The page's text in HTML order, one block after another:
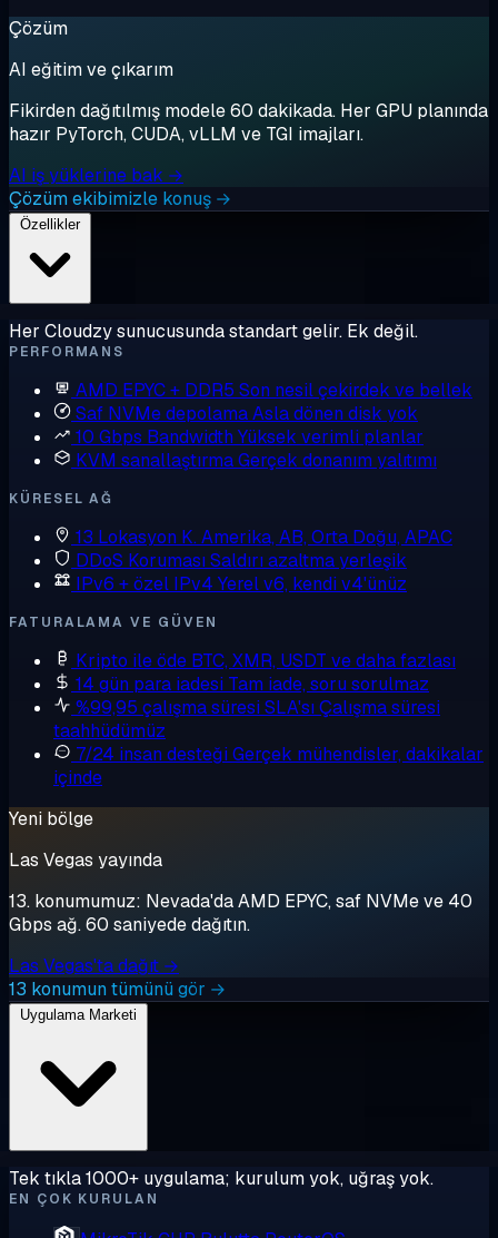
Çözüm
AI eğitim ve çıkarım
Fikirden dağıtılmış modele 60 dakikada. Her GPU planında
hazır PyTorch, CUDA, vLLM ve TGI imajları.
AI iş yüklerine bak →
Çözüm ekibimizle konuş →
Özellikler
Her Cloudzy sunucusunda standart gelir. Ek değil.
PERFORMANS
AMD EPYC + DDR5 Son nesil çekirdek ve bellek
Saf NVMe depolamaAsla dönen disk yok
10 Gbps Bandwidth Yüksek verimli planlar
KVM sanallaştırmaGerçek donanım yalıtımı
KÜRESEL AĞ
13 Lokasyon K. Amerika, AB, Orta Doğu, APAC
DDoS Koruması Saldırı azaltma yerleşik
IPv6 + özel IPv4 Yerel v6, kendi v4'ünüz
FATURALAMA VE GÜVEN
Kripto ile öde BTC, XMR, USDT ve daha fazlası
14 gün para iadesi Tam iade, soru sorulmaz
%99,95 çalışma süresi SLA'sı Çalışma süresi
taahhüdümüz
7/24 insan desteği Gerçek mühendisler, dakikalar
içinde
Yeni bölge
Las Vegas yayında
13. konumumuz: Nevada'da AMD EPYC, saf NVMe ve 40
Gbps ağ. 60 saniyede dağıtın.
Las Vegas'ta dağıt →
13 konumun tümünü gör →
Tek tıkla 1000+ uygulama; kurulum yok, uğraş yok.
EN ÇOK KURULAN